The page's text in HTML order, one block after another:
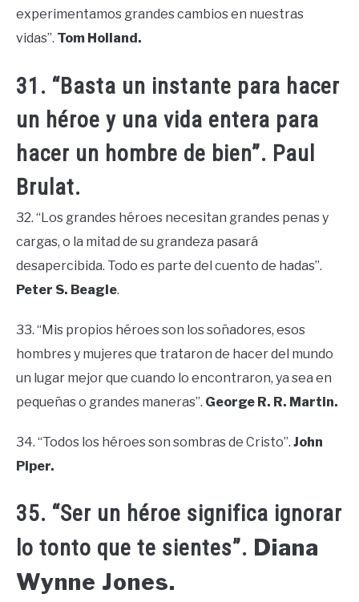
experimentamos grandes cambios en nuestras
vidas”. Tom Holland.
31. “Basta un instante para hacer
un héroe y una vida entera para
hacer un hombre de bien”. Paul
Brulat.
32. “Los grandes héroes necesitan grandes penas y
cargas, o la mitad de su grandeza pasará
desapercibida. Todo es parte del cuento de hadas”.
Peter S. Beagle.
33. “Mis propios héroes son los soñadores, esos
hombres y mujeres que trataron de hacer del mundo
un lugar mejor que cuando lo encontraron, ya sea en
pequeñas o grandes maneras”. George R. R. Martin.
34. “Todos los héroes son sombras de Cristo”. John
Piper.
35. “Ser un héroe significa ignorar
lo tonto que te sientes”. Diana
Wynne Jones.